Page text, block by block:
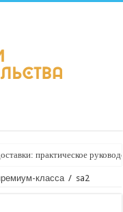
практическое
класса / sa2